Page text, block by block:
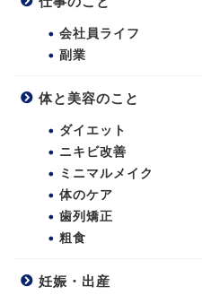
会社員ライフ
副業
体と美容のこと
ダイエット
ニキビ改善
ミニマルメイク
体のケア
歯列矯正
粗食
妊娠・出産